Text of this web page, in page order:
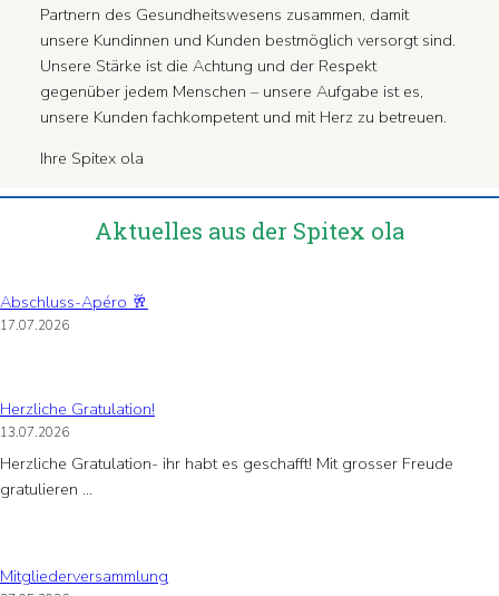
Partnern des Gesundheitswesens zusammen, damit
unsere Kundinnen und Kunden bestmöglich versorgt sind.
Unsere Stärke ist die Achtung und der Respekt
gegenüber jedem Menschen – unsere Aufgabe ist es,
unsere Kunden fachkompetent und mit Herz zu betreuen.
Ihre Spitex ola
Aktuelles aus der Spitex ola
Abschluss-Apéro 🥂
17.07.2026
Herzliche Gratulation!
13.07.2026
Herzliche Gratulation- ihr habt es geschafft! Mit grosser Freude
gratulieren …
Mitgliederversammlung